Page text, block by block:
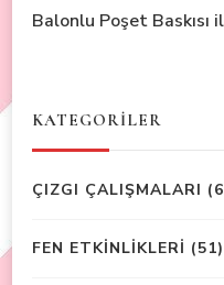
Balonlu Poşet Baskısı
KATEGORİLER
ÇIZGI ÇALIŞMALARI
FEN ETKİNLİKLERİ (51)